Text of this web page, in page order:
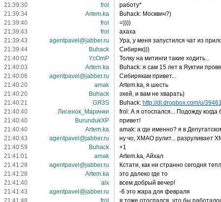
21:39:30
frol
работу*
21:39:34
Artem.ka
Buhack: Москвич?)
21:39:40
frol
=))))
21:39:43
frol
ахаха
21:39:43
agentpavel@jabber.ru
Ура, у меня запустился чат из
21:39:44
Buhack
Сибиряк)))
21:40:02
YcOmP
Толку на митинги такие ходить...
21:40:03
Artem.ka
Buhack: я сам 15 лет в Яуктии
21:40:06
agentpavel@jabber.ru
Сибирякам привет...
21:40:20
amak
Artem.ka, я шесть
21:40:20
Buhack
эхей, и вам не хварать)
21:40:21
GЯ3S Buhack: http://dl.dropbox.com/u/
21:40:40
Лисенок_Маринки
frol: А я отоспался... Подожду когда
21:40:40
BurundukXP
привет!
21:40:40
Artem.ka
amak: а где именно? я в
21:40:43
agentpavel@jabber.ru
ну чо, ХМАО рулит... разруливает
21:40:59
Buhack
+1
21:41:01
amak
Artem.ka, Айхал
21:41:28
agentpavel@jabber.ru
Кстати, как ни странно сегодня
21:41:28
Artem.ka
это далеко где то
21:41:40
alx
всем добрый вечер!
21:41:43
agentpavel@jabber.ru
-6 это жара для февраля
21:41:48
frol я тоже отоспался, что бы